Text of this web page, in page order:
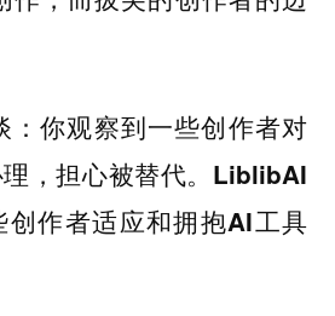
：你观察到一些创作者对
，担心被替代。LiblibAI
创作者适应和拥抱AI工具